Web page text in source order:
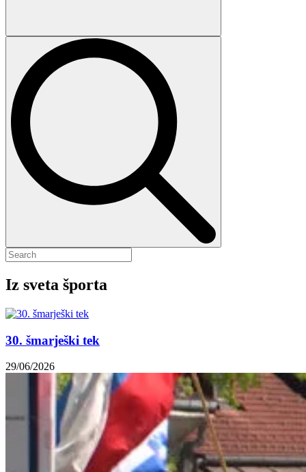
Iz sveta športa
30. šmarješki tek
29/06/2026